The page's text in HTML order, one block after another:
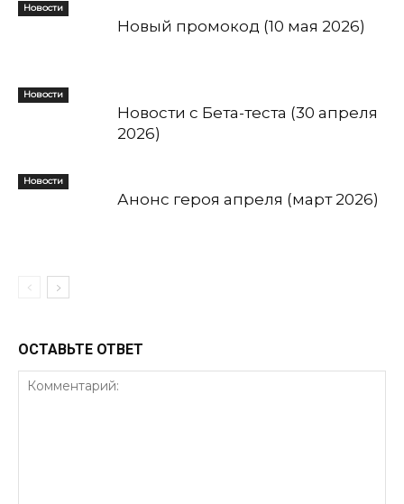
Новости
Новый промокод (10 мая 2026)
Новости
Новости с Бета-теста (30 апреля
2026)
Новости
Анонс героя апреля (март 2026)
ОСТАВЬТЕ ОТВЕТ